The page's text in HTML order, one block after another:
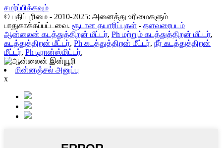
சமர்ப்பிக்கவும்
© பதிப்புரிமை - 2010-2025: அனைத்து உரிமைகளும்
பாதுகாக்கப்பட்டவை. சூடான தயாரிப்புகள் - தளவரைபடம்
ஆன்லைன் கடத்துத்திறன் மீட்டர், Ph மற்றும் கடத்துத்திறன் மீட்டர்,
கடத்துத்திறன் மீட்டர், Ph கடத்துத்திறன் மீட்டர், நீர் கடத்துத்திறன்
மீட்டர், Ph டிரான்ஸ்மிட்டர்,
மின்னஞ்சல் அனுப்பு
x